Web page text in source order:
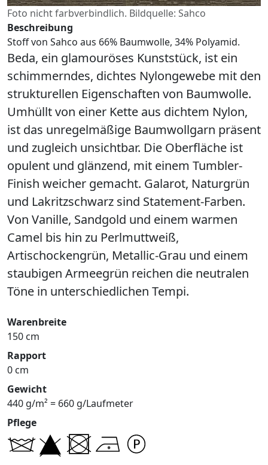
Foto nicht farbverbindlich. Bildquelle: Sahco
Beschreibung
Stoff von Sahco aus 66% Baumwolle, 34% Polyamid.
Beda, ein glamouröses Kunststück, ist ein
schimmerndes, dichtes Nylongewebe mit den
strukturellen Eigenschaften von Baumwolle.
Umhüllt von einer Kette aus dichtem Nylon,
ist das unregelmäßige Baumwollgarn präsent
und zugleich unsichtbar. Die Oberfläche ist
opulent und glänzend, mit einem Tumbler-
Finish weicher gemacht. Galarot, Naturgrün
und Lakritzschwarz sind Statement-Farben.
Von Vanille, Sandgold und einem warmen
Camel bis hin zu Perlmuttweiß,
Artischockengrün, Metallic-Grau und einem
staubigen Armeegrün reichen die neutralen
Töne in unterschiedlichen Tempi.
Warenbreite
150 cm
Rapport
0 cm
Gewicht
440 g/m² = 660 g/Laufmeter
Pflege